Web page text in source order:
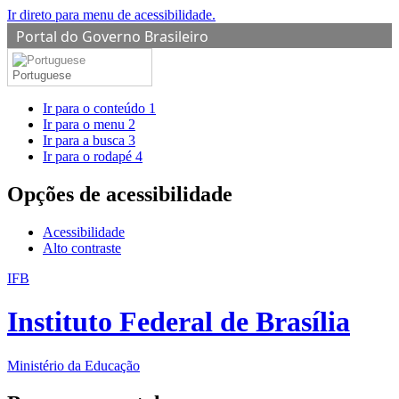
Ir direto para menu de acessibilidade.
Portal do Governo Brasileiro
Portuguese
Ir para o conteúdo 1
Ir para o menu 2
Ir para a busca 3
Ir para o rodapé 4
Opções de acessibilidade
Acessibilidade
Alto contraste
IFB
Instituto Federal de Brasília
Ministério da Educação